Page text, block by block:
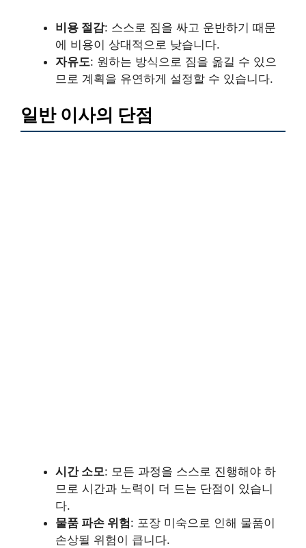
비용 절감: 스스로 짐을 싸고 운반하기 때문
에 비용이 상대적으로 낮습니다.
자유도: 원하는 방식으로 짐을 옮길 수 있으
므로 계획을 유연하게 설정할 수 있습니다.
일반 이사의 단점
시간 소모: 모든 과정을 스스로 진행해야 하
므로 시간과 노력이 더 드는 단점이 있습니
다.
물품 파손 위험: 포장 미숙으로 인해 물품이
손상될 위험이 큽니다.